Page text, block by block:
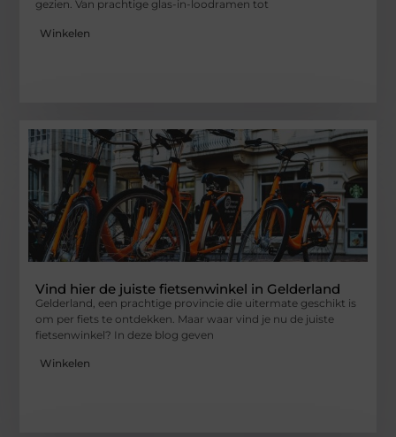
gezien. Van prachtige glas-in-loodramen tot
Winkelen
Vind hier de juiste fietsenwinkel in Gelderland
Gelderland, een prachtige provincie die uitermate geschikt is
om per fiets te ontdekken. Maar waar vind je nu de juiste
fietsenwinkel? In deze blog geven
Winkelen